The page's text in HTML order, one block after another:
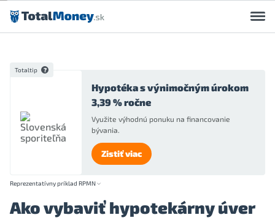
Preskočiť na obsah
Totaltip
Hypotéka s výnimočným úrokom
3,39 % ročne
Využite výhodnú ponuku na financovanie
bývania.
Zistiť viac
Reprezentatívny príklad RPMN
Ako vybaviť hypotekárny úver